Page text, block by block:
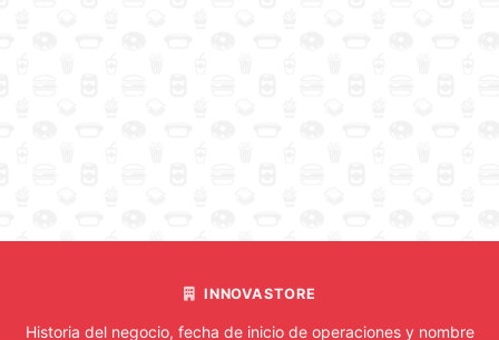
INNOVASTORE
Historia del negocio, fecha de inicio de operaciones y nombre